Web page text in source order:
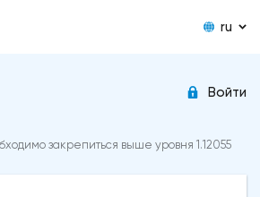
ru
Войти
закрепиться выше уровня 1.12055